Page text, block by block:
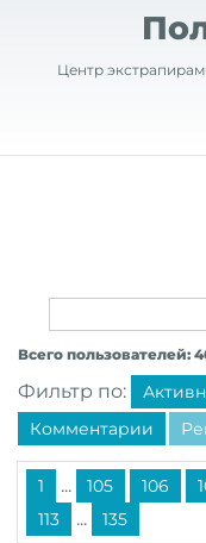
Центр
Всего пользователей:
Фильтр по:
Комментарии
1 ... 105 106
113
... 135